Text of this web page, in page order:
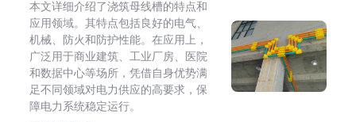
本文详细介绍了浇筑母线槽的特点和
应用领域。其特点包括良好的电气、
机械、防火和防护性能。在应用上，
广泛用于商业建筑、工业厂房、医院
和数据中心等场所，凭借自身优势满
足不同领域对电力供应的高要求，保
障电力系统稳定运行。